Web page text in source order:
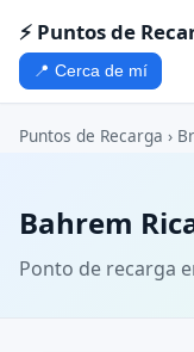
⚡ Puntos de
📍 Cerca de mí
Puntos de Recarga ›
Bahrem
Ponto de recarga